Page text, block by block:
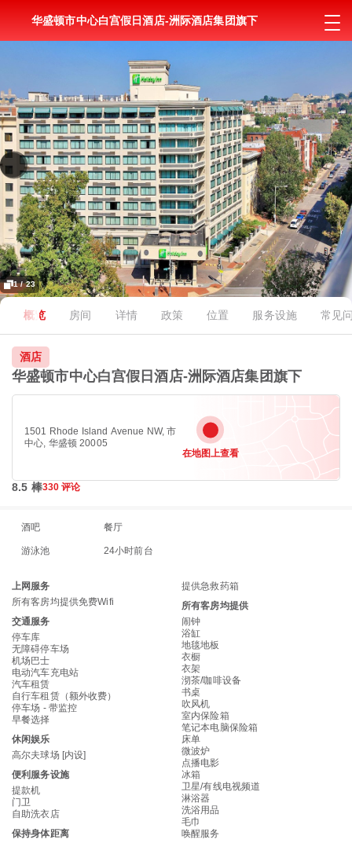
华盛顿市中心白宫假日酒店-洲际酒店集团旗下
1 / 23
概览 房间 详情 政策 位置 服务设施 常见
酒店
华盛顿市中心白宫假日酒店-洲际酒店集团旗下
1501 Rhode Island Avenue NW, 市
中心, 华盛顿 20005
在地图上查看
8.5 棒330 评论
酒吧 餐厅
游泳池 24小时前台
上网服务
所有客房均提供免费Wifi
交通服务
停车库
无障碍停车场
机场巴士
电动汽车充电站
汽车租赁
自行车租赁（额外收费）
停车场 - 带监控
早餐选择
休闲娱乐
高尔夫球场 [内设]
便利服务设施
提款机
门卫
自助洗衣店
保持身体距离
提供急救药箱
所有客房均提供
闹钟
浴缸
地毯地板
衣橱
衣架
沏茶/咖啡设备
书桌
吹风机
室内保险箱
笔记本电脑保险箱
床单
微波炉
点播电影
冰箱
卫星/有线电视频道
淋浴器
洗浴用品
毛巾
唤醒服务